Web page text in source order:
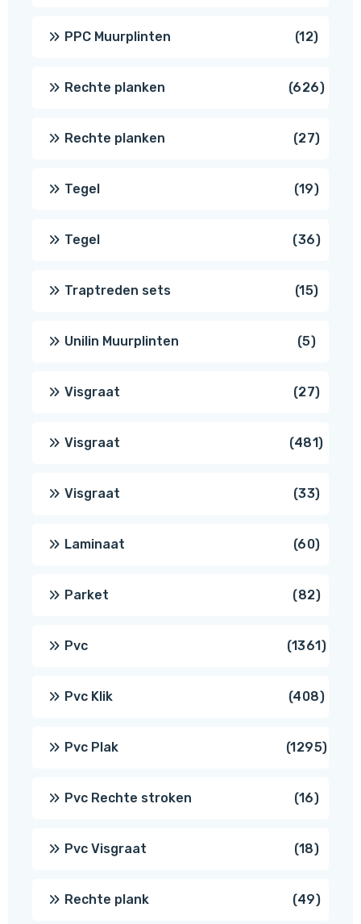
PPC Muurplinten 1212
Rechte planken 626626
Rechte planken 2727
Tegel 1919
Tegel 3636
Traptreden sets 1515
Unilin Muurplinten 55
Visgraat 2727
Visgraat 481481
Visgraat 3333
Laminaat 6060
Parket 8282
Pvc 13611361
Pvc Klik 408408
Pvc Plak 12951295
Pvc Rechte stroken 1616
Pvc Visgraat 1818
Rechte plank 4949